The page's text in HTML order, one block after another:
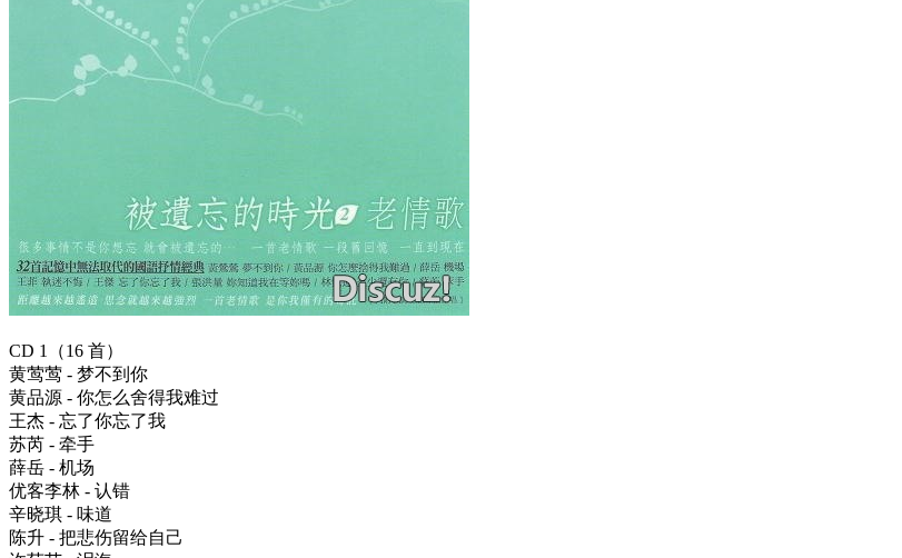
CD 1（16 首）
黄莺莺 - 梦不到你
黄品源 - 你怎么舍得我难过
王杰 - 忘了你忘了我
苏芮 - 牵手
薛岳 - 机场
优客李林 - 认错
辛晓琪 - 味道
陈升 - 把悲伤留给自己